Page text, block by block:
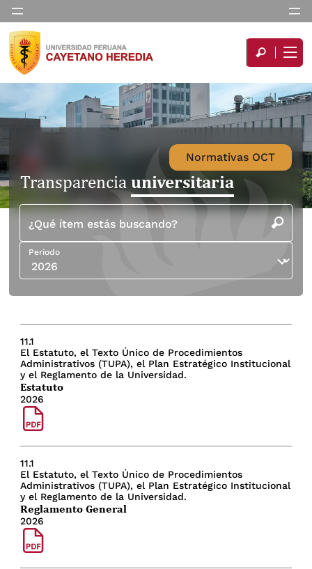
Normativas OCT
Transparenciauniversitaria
¿Qué ítem estás buscando?
Periodo
11.1
El Estatuto, el Texto Único de Procedimientos
Administrativos (TUPA), el Plan Estratégico Institucional
y el Reglamento de la Universidad.
Estatuto
2026
11.1
El Estatuto, el Texto Único de Procedimientos
Administrativos (TUPA), el Plan Estratégico Institucional
y el Reglamento de la Universidad.
Reglamento General
2026